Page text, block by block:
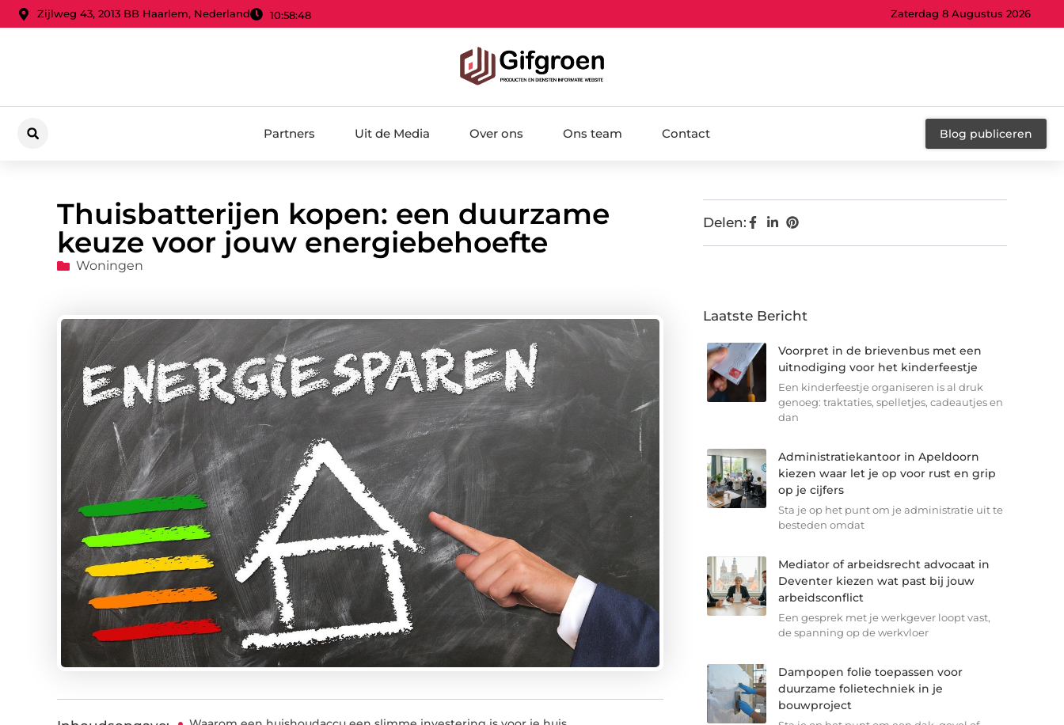
Zijlweg 43, 2013 BB Haarlem, Nederland 10:58:49 Zaterdag 8 Augustus 2026
Partners Uit de Media Over ons Ons team Contact Blog publiceren
Thuisbatterijen kopen: een duurzame
keuze voor jouw energiebehoefte
Woningen
Delen:
Laatste Bericht
Voorpret in de brievenbus met een
uitnodiging voor het kinderfeestje
Een kinderfeestje organiseren is al druk
genoeg: traktaties, spelletjes, cadeautjes en
dan
Administratiekantoor in Apeldoorn
kiezen waar let je op voor rust en grip
op je cijfers
Sta je op het punt om je administratie uit te
besteden omdat
Mediator of arbeidsrecht advocaat in
Deventer kiezen wat past bij jouw
arbeidsconflict
Een gesprek met je werkgever loopt vast,
de spanning op de werkvloer
Dampopen folie toepassen voor
duurzame folietechniek in je
bouwproject